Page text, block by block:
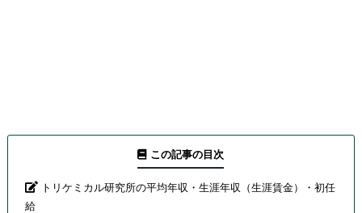
この記事の目次
トリケミカル研究所の平均年収・生涯年収（生涯賃金）・初任
給